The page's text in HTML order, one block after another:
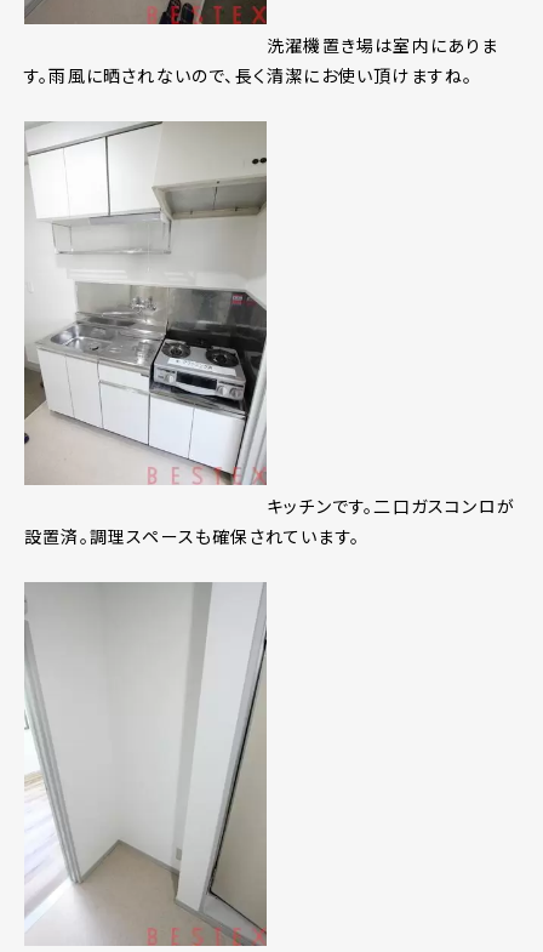
洗濯機置き場は室内にありま
す。雨風に晒されないので、長く清潔にお使い頂けますね。
キッチンです。二口ガスコンロが
設置済。調理スペースも確保されています。